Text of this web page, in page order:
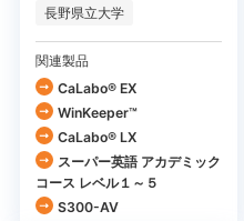
長野県立大学
関連製品
CaLabo® EX
WinKeeper™
CaLabo® LX
スーパー英語 アカデミック
コース レベル１～５
S300-AV